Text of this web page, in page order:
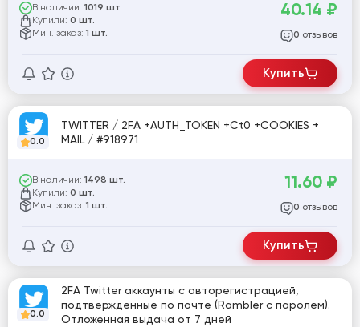
В наличии: 1019 шт.
Купили: 0 шт.
Мин. заказ: 1 шт.
40.14 ₽
0 отзывов
Купить
0.0
TWITTER / 2FA +AUTH_TOKEN +Ct0 +COOKIES +
MAIL / #918971
В наличии: 1498 шт.
Купили: 0 шт.
Мин. заказ: 1 шт.
11.60 ₽
0 отзывов
Купить
0.0
2FA Twitter аккаунты с авторегистрацией,
подтвержденные по почте (Rambler с паролем).
Отложенная выдача от 7 дней